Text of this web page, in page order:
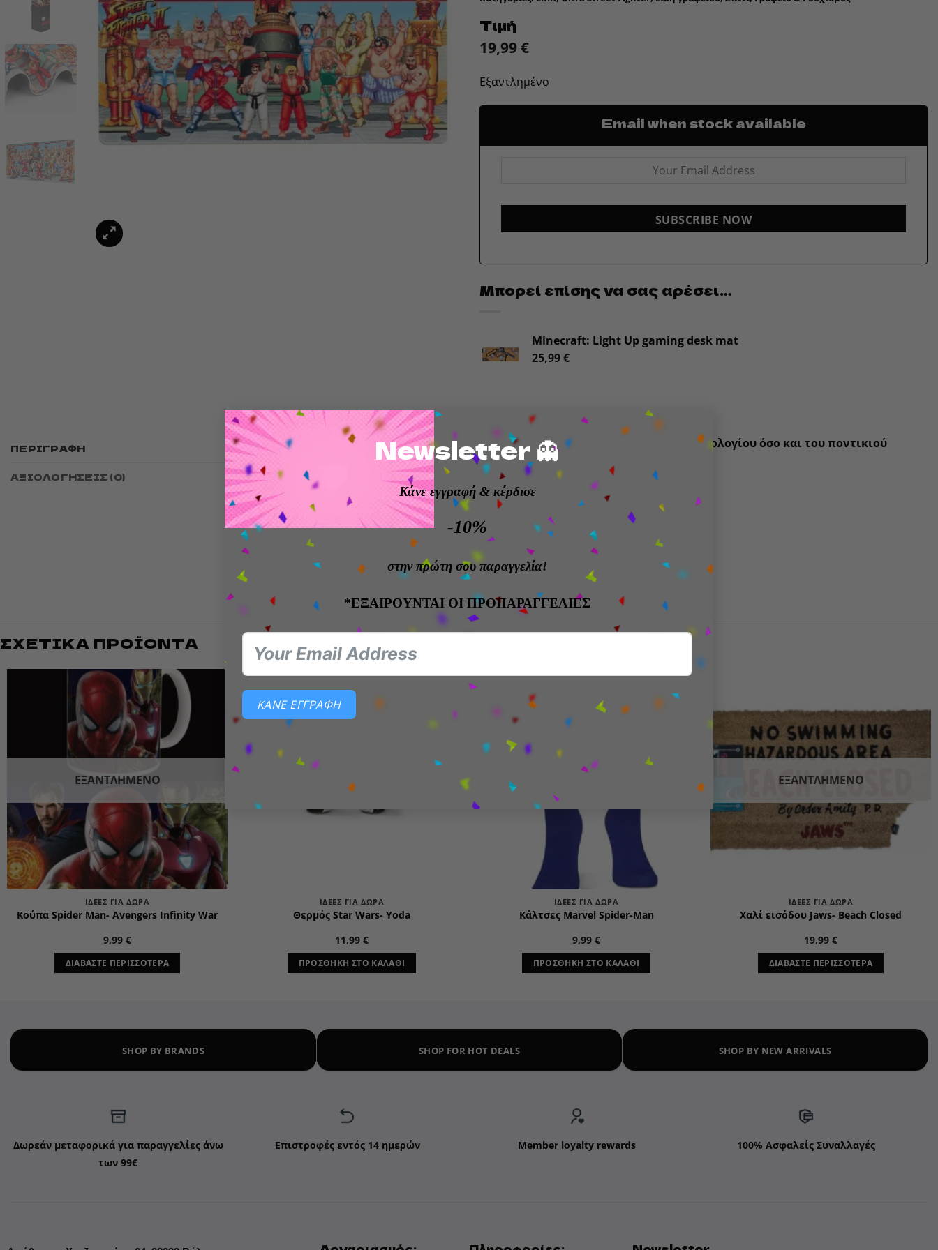
Newsletter 👻
Κάνε εγγραφή & κέρδισε
-10%
στην πρώτη σου παραγγελία!
*ΕΞΑΙΡΟΥΝΤΑΙ ΟΙ ΠΡΟΠΑΡΑΓΓΕΛΙΕΣ
ΚΑΝΕ ΕΓΓΡΑΦΗ
Τιμή
19,99€
Εξαντλημένο
Email when stock available
SUBSCRIBE NOW
Μπορεί επίσης να σας αρέσει…
Minecraft: Light Up gaming desk mat
25,99€
ΠΕΡΙΓΡΑΦΉ
ΑΞΙΟΛΟΓΉΣΕΙΣ (0)
Το Street Fighter gaming desk mat επιτρέπει την τοποθέτηση τόσο του πληκτρολογίου όσο και του ποντικιού
μπροστά στην οθόνη.
Mέγεθος: 80×35 εκ.
υψηλής πυκνότητας, αδιάβροχη υφασμάτινη επιφάνεια.
Αντιολισθητική βάση από καουτσούκ και ενισχυμένες άκρες.
Officially licensed product
ΣΧΕΤΙΚΆ ΠΡΟΪΌΝΤΑ
wishlist
ΕΞΑΝΤΛΗΜΈΝΟ
ΙΔΈΕΣ ΓΙΑ ΔΏΡΑ
Κούπα Spider Man- Avengers Infinity War
9,99 €
ΔΙΑΒΆΣΤΕ ΠΕΡΙΣΣΌΤΕΡΑ
ΙΔΈΕΣ ΓΙΑ ΔΏΡΑ
Θερμός Star Wars- Yoda
11,99 €
ΠΡΟΣΘΉΚΗ ΣΤΟ ΚΑΛΆΘΙ
Add to
ΙΔΈΕΣ ΓΙΑ ΔΏΡΑ
Κάλτσες Marvel Spider-Man
9,99 €
ΠΡΟΣΘΉΚΗ ΣΤΟ ΚΑΛΆΘΙ
Add to
ΕΞΑΝΤΛΗΜΈΝΟ
ΙΔΈΕΣ ΓΙΑ ΔΏΡΑ
Χαλί εισόδου Jaws- Beach Closed
19,99 €
ΔΙΑΒΆΣΤΕ ΠΕΡΙΣΣΌΤΕΡΑ
SHOP BY BRANDS SHOP FOR HOT DEALS SHOP BY NEW ARRIVALS
Δωρεάν μεταφορικά για παραγγελίες άνω
των 99€
Επιστροφές εντός 14 ημερών Member loyalty rewards 100% Ασφαλείς Συναλλαγές